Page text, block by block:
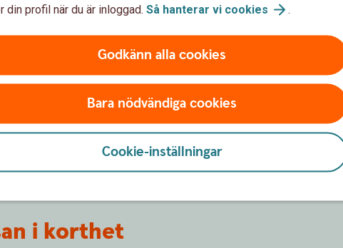
i korthet
din profil när du är inloggad. Så hanterar vi cookies .
Godkänn alla cookies
Bara nödvändiga cookies
Cookie-inställningar